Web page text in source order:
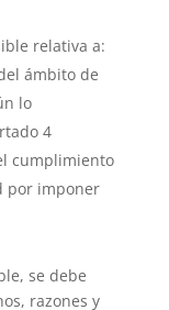
relativa a:
ámbito de
lo
4
cumplimiento
por imponer
se debe
razones y